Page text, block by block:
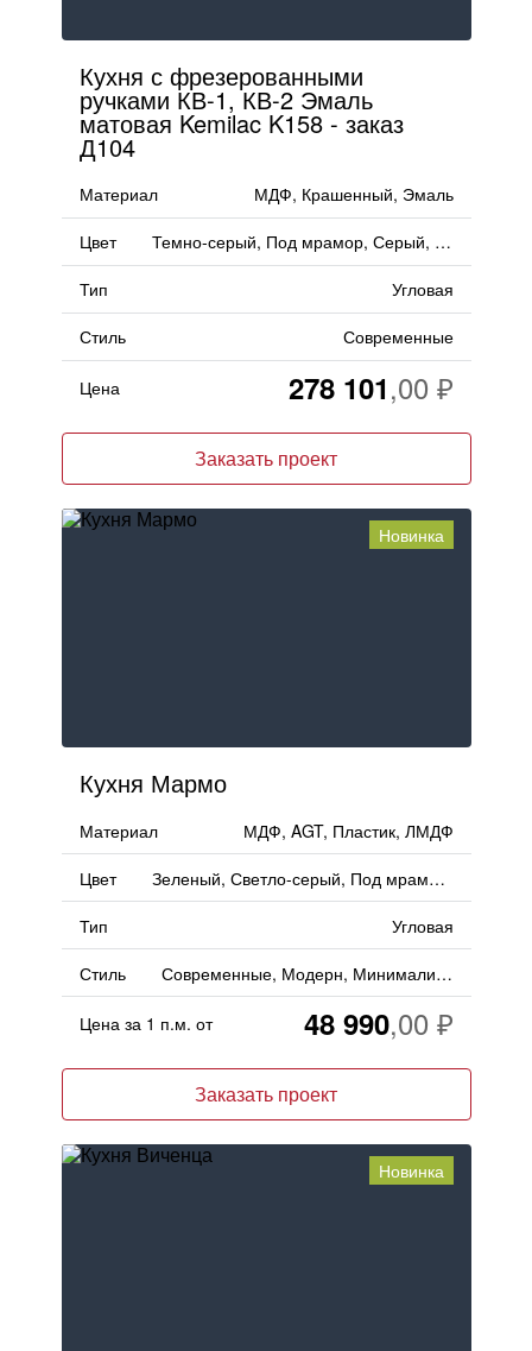
Кухня с фрезерованными
ручками КВ-1, КВ-2 Эмаль
матовая Kemilac K158 - заказ
Д104
Материал
МДФ, Крашенный, Эмаль
Цвет
Темно-серый, Под мрамор, Серый, Сливовые
Тип
Угловая
Стиль
Современные
Цена 278 101
Заказать проект
Новинка
Кухня Мармо
Материал
МДФ, AGT, Пластик, ЛМДФ
Цвет
Зеленый, Светло-серый, Под мрамор, Серый
Тип
Угловая
Стиль
Современные, Модерн, Минимализм
Цена за 1 п.м. от 48 990
Заказать проект
Новинка